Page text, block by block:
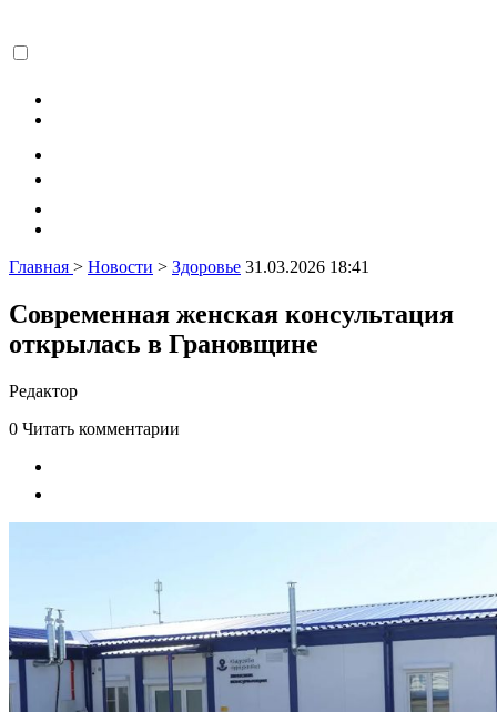
Главная > Новости > Здоровье 31.03.2026 18:41
Современная женская консультация
открылась в Грановщине
Редактор
0 Читать комментарии